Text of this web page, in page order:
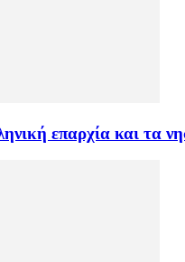
επαρχία και τα